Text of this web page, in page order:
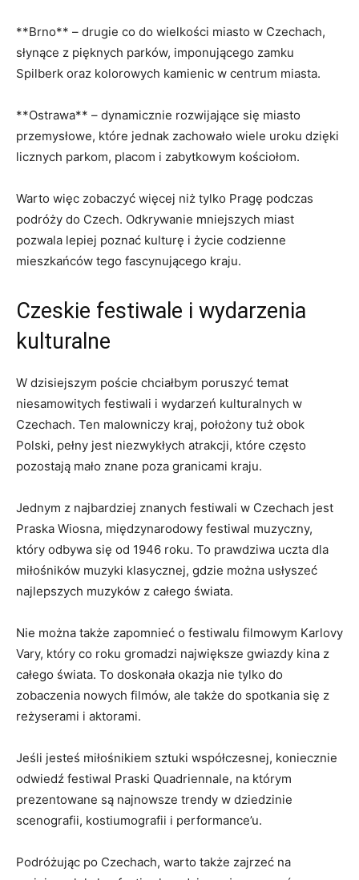
**Brno** – drugie co do wielkości miasto ⁣w Czechach,
słynące z ​pięknych parków,⁣ imponującego ⁢zamku
Spilberk ⁣oraz ​kolorowych kamienic w centrum miasta.
**Ostrawa**⁢ – dynamicznie rozwijające⁣ się miasto
⁢przemysłowe, które jednak​ zachowało wiele uroku dzięki
licznych parkom, placom i zabytkowym ⁤kościołom.
Warto więc zobaczyć więcej niż ‍tylko Pragę podczas
podróży ⁣do Czech. Odkrywanie mniejszych miast ​
pozwala lepiej ​poznać kulturę i życie codzienne
mieszkańców tego fascynującego kraju.
Czeskie festiwale i ⁤wydarzenia
kulturalne
W‍ dzisiejszym poście chciałbym poruszyć​ temat
niesamowitych festiwali i​ wydarzeń ⁢kulturalnych ‍w
Czechach. Ten malowniczy kraj, położony‍ tuż ⁢obok
⁤Polski,​ pełny jest​ niezwykłych atrakcji, które ‍często
pozostają mało znane poza granicami kraju.
Jednym z najbardziej znanych festiwali w Czechach‌ jest
‍Praska Wiosna, ⁢międzynarodowy festiwal muzyczny,
który odbywa się od 1946 roku. To prawdziwa uczta dla
miłośników​ muzyki klasycznej, gdzie można usłyszeć
najlepszych muzyków z całego‌ świata.
Nie można także zapomnieć o ⁣festiwalu filmowym⁤ Karlovy
Vary, ​który co roku gromadzi największe gwiazdy kina​ z
całego świata. To‌ doskonała okazja nie tylko do⁣
zobaczenia⁢ nowych filmów, ale‍ także do ⁤spotkania ​się ‍z‍
reżyserami i aktorami.
Jeśli jesteś miłośnikiem​ sztuki współczesnej, koniecznie
odwiedź festiwal Praski Quadriennale,‌ na którym
prezentowane są najnowsze trendy w dziedzinie⁣
scenografii,​ kostiumografii i performance’u.
Podróżując‌ po Czechach, warto także ⁣zajrzeć na